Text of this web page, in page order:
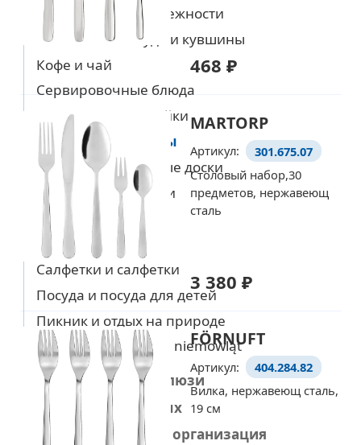
Кухонные принадлежности
Стеклянная посуда и кувшины
Кофе и чай
Сервировочные блюда
Аксессуары для мойки
Столовые приборы
Ножи и разделочные доски
Посуда для выпечки
Столовый текстиль
Текстиль для кухни
Салфетки и салфетки
Посуда и посуда для детей
Пикник и отдых на природе
Śliniaki i naczynia dla niemowląt
Шторы, шторы и жалюзи
Товары для животных
Хранение мелочей и организация
468 ₽
MARTORP
Артикул:
301.675.07
Столовый набор,30
предметов, нержавеющ
сталь
3 380 ₽
FÖRNUFT
Артикул:
404.284.82
Вилка, нержавеющ сталь,
19 см